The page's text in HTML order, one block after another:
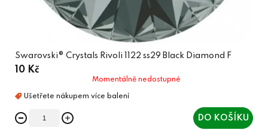
Swarovski® Crystals Rivoli 1122 ss29 Black Diamond F
10 Kč
Momentálně nedostupné
DO KOŠÍKU